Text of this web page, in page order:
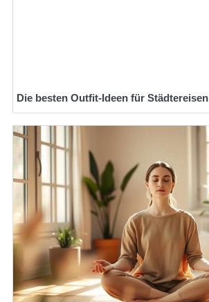
Die besten Outfit-Ideen für Städtereisen